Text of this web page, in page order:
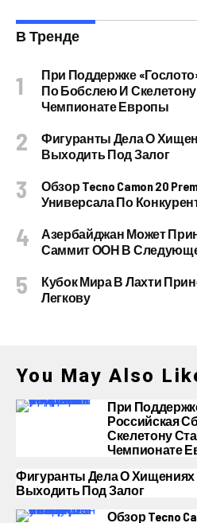
В Тренде
При Поддержке
По Бобслею И
Чемпионате Европы
Фигуранты Дела О
Выходить Под Залог
Обзор Tecno Camon 20
Универсала По
Азербайджан Может
Саммит ООН В
Кубок Мира В Лахти
Легкову
You May Also
При
Российская
Скелетону
Чемпионате
Фигуранты Дела О
Выходить Под Залог
Обзор Tecno